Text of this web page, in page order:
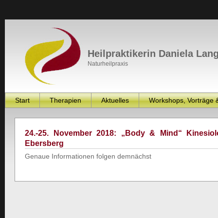
Heilpraktikerin Daniela
Naturheilpraxis
Start Therapien Aktuelles Workshops, Vorträge
24.-25. November 2018: „Body & Mind“
Ebersberg
Genaue Informationen folgen demnächst